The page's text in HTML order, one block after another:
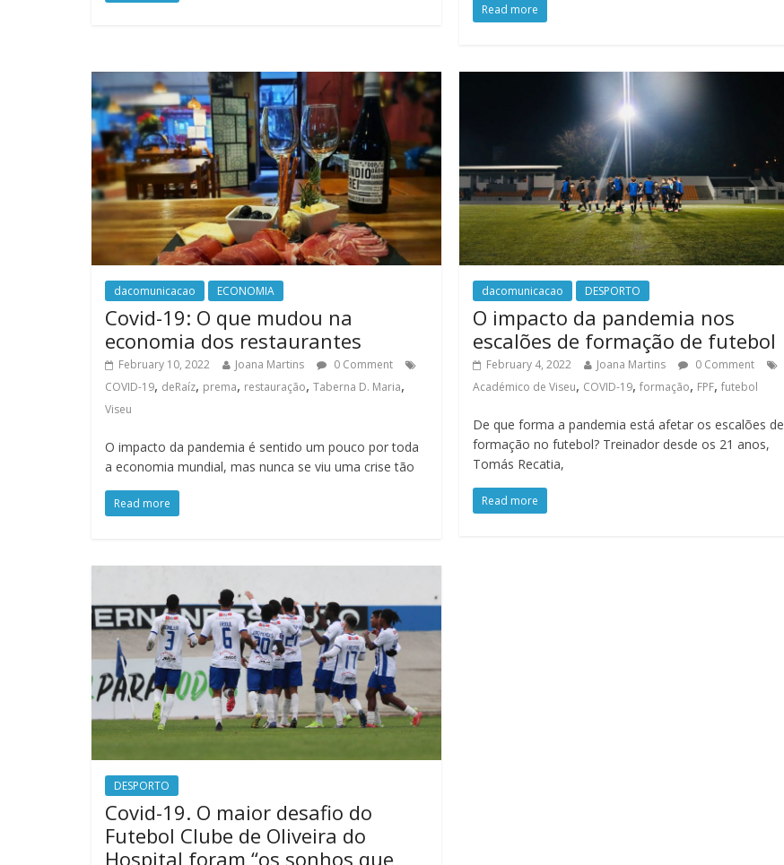
Read more
dacomunicacao ECONOMIA
Covid-19: O que mudou na
economia dos restaurantes
February 10, 2022 Joana Martins
0 Comment
COVID-19, deRaíz, prema, restauração, Taberna D. Maria,
Viseu
O impacto da pandemia é sentido um pouco por toda
a economia mundial, mas nunca se viu uma crise tão
Read more
dacomunicacao DESPORTO
O impacto da pandemia nos
escalões de formação de futebol
February 4, 2022 Joana Martins
0 Comment
Académico de Viseu, COVID-19,formação, FPF,futebol
De que forma a pandemia está afetar os escalões de
formação no futebol? Treinador desde os 21 anos,
Tomás Recatia,
Read more
DESPORTO
Covid-19. O maior desafio do
Futebol Clube de Oliveira do
Hospital foram “os sonhos que